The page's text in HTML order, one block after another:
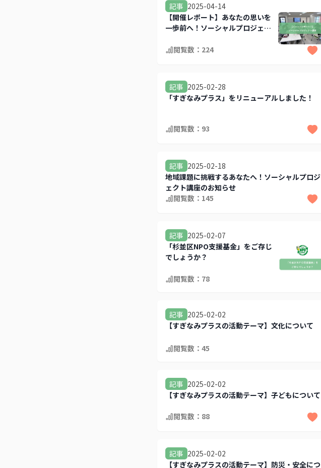
記事 2025-04-14
【開催レポート】あなたの思いを
一歩前へ！ソーシャルプロジェク
閲覧数： 224
記事 2025-02-28
「すぎなみプラス」をリニューアルしました！
閲覧数： 93
記事 2025-02-18
地域課題に挑戦するあなたへ！ソーシャルプロジ
ェクト講座のお知らせ
閲覧数： 145
記事 2025-02-07
「杉並区NPO支援基金」をご存じ
でしょうか？
閲覧数： 78
記事 2025-02-02
【すぎなみプラスの活動テーマ】文化について
閲覧数： 45
記事 2025-02-02
【すぎなみプラスの活動テーマ】子どもについて
閲覧数： 88
記事 2025-02-02
【すぎなみプラスの活動テーマ】防災・安全につ